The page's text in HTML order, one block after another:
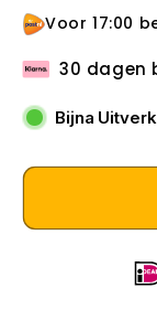
Voor 17:00
30 dagen
Bijna